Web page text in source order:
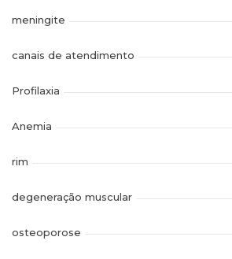
meningite
canais de atendimento
Profilaxia
Anemia
rim
degeneração muscular
osteoporose